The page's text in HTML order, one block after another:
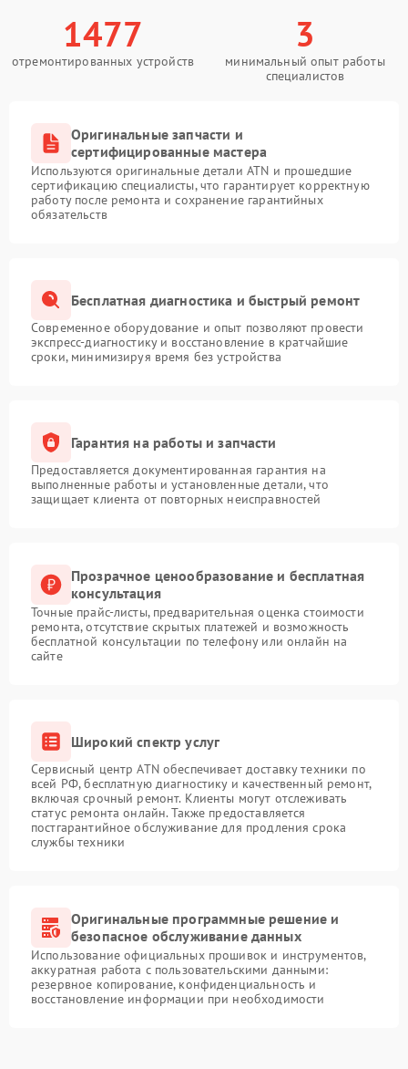
1477
отремонтированных устройств
3
минимальный опыт работы
специалистов
Оригинальные запчасти и
сертифицированные мастера
Используются оригинальные детали ATN и прошедшие
сертификацию специалисты, что гарантирует корректную
работу после ремонта и сохранение гарантийных
обязательств
Бесплатная диагностика и быстрый ремонт
Современное оборудование и опыт позволяют провести
экспресс-диагностику и восстановление в кратчайшие
сроки, минимизируя время без устройства
Гарантия на работы и запчасти
Предоставляется документированная гарантия на
выполненные работы и установленные детали, что
защищает клиента от повторных неисправностей
Прозрачное ценообразование и бесплатная
консультация
Точные прайс-листы, предварительная оценка стоимости
ремонта, отсутствие скрытых платежей и возможность
бесплатной консультации по телефону или онлайн на
сайте
Широкий спектр услуг
Сервисный центр ATN обеспечивает доставку техники по
всей РФ, бесплатную диагностику и качественный ремонт,
включая срочный ремонт. Клиенты могут отслеживать
статус ремонта онлайн. Также предоставляется
постгарантийное обслуживание для продления срока
службы техники
Оригинальные программные решение и
безопасное обслуживание данных
Использование официальных прошивок и инструментов,
аккуратная работа с пользовательскими данными:
резервное копирование, конфиденциальность и
восстановление информации при необходимости